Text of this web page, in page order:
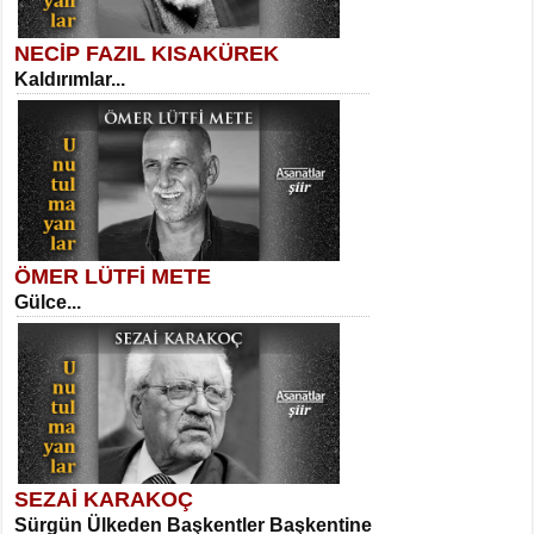
SELAHATTİN YILDIZ
İnsanın Zindanı...
MEHMET TAŞTAN
Vagon’da Bir Şairle...
SITKI CANEY
Kadir Ünal
Ayağıma Dolanan Yokuş...
Mehmet Çoban
Elmira...
NECİP FAZIL KISAKÜREK
Kaldırımlar...
ÖMER LÜTFİ METE
Gülce...
SEZAİ KARAKOÇ
Sürgün Ülkeden Başkentler Başkentine